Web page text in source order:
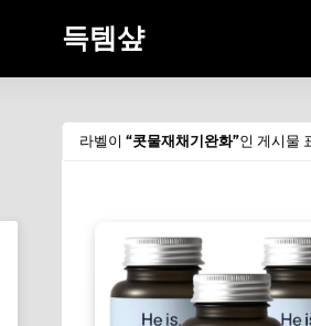
득템샾
라벨이 콧물재채기완화 인 게시물